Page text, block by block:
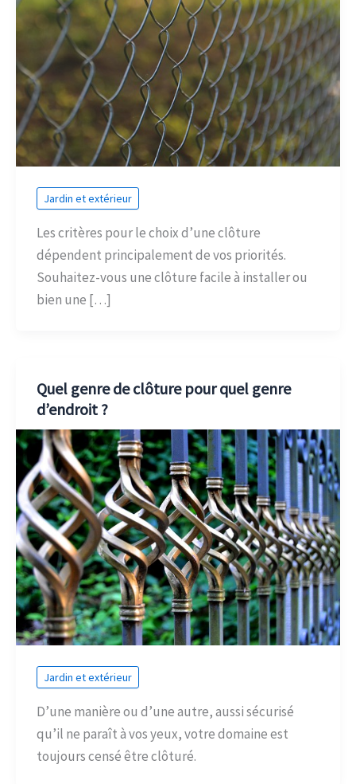
Jardin et extérieur
Les critères pour le choix d’une clôture
dépendent principalement de vos priorités.
Souhaitez-vous une clôture facile à installer ou
bien une […]
Quel genre de clôture pour quel genre
d’endroit ?
Jardin et extérieur
D’une manière ou d’une autre, aussi sécurisé
qu’il ne paraît à vos yeux, votre domaine est
toujours censé être clôturé.